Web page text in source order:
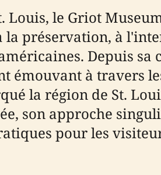
le Griot
préservation, à
Depuis sa
émouvant à travers
la région de St.
son approche
pour les